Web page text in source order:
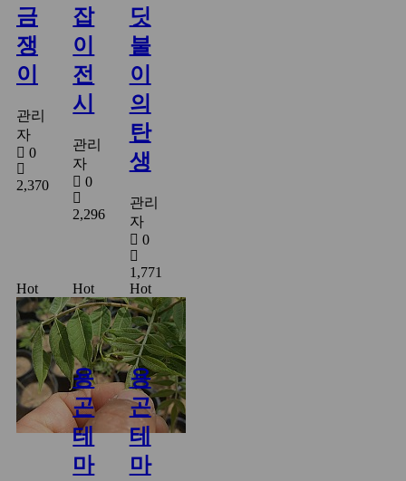
금
쟁
이
관리
자
0
2,370
잡
이
전
시
관리
자
0
2,296
딧
불
이
의
탄
생
관리
자
0
1,771
Hot
Hot
용
곤
테
마
Hot
용
곤
테
마